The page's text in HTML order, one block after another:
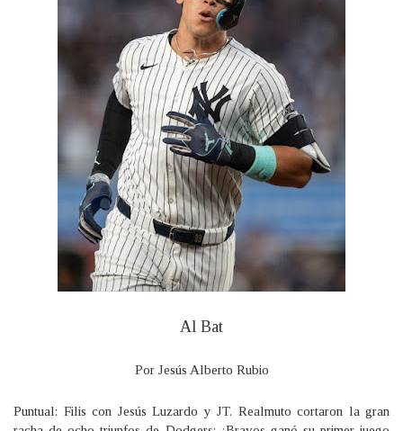
Al Bat
Por Jesús Alberto Rubio
Puntual: Filis con Jesús Luzardo y JT. Realmuto cortaron la gran